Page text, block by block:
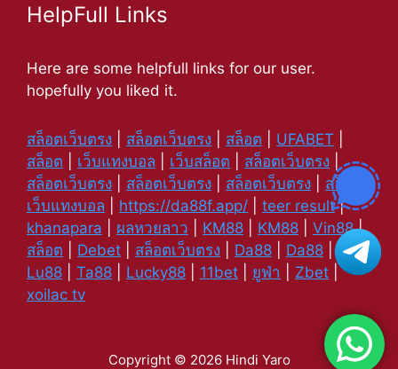
HelpFull Links
Here are some helpfull links for our user.
hopefully you liked it.
สล็อตเว็บตรง สล็อตเว็บตรง สล็อต UFABET
สล็อต
เว็บแทงบอล เว็บสล็อต สล็อตเว็บตรง
สล็อตเว็บตรง
สล็อตเว็บตรง สล็อตเว็บตรง สล็อต
เว็บแทงบอล
https://da88f.app/ teer result|
khanapara
ผลหวยลาว KM88 KM88 Vin88|
สล็อต
Debet สล็อตเว็บตรง Da88 Da88
Lu88
Ta88 Lucky88 11bet ยูฟ่า Zbet
xoilac tv
Copyright © 2026 Hindi Yaro